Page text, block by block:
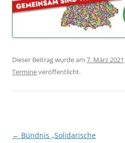
Dieser Beitrag wurde am 7. März 2021
Termineveröffentlicht.
Beitragsnavigation
← Bündnis „Solidarische